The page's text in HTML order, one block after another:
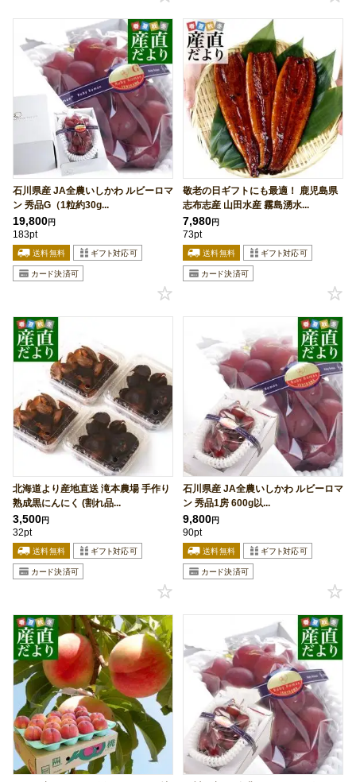
石川県産 JA全農いしかわ ルビーロマ
ン 秀品G（1粒約30g...
19,800円
183pt
敬老の日ギフトにも最適！ 鹿児島県
志布志産 山田水産 霧島湧水...
7,980円
73pt
北海道より産地直送 滝本農場 手作り
熟成黒にんにく (割れ品...
3,500円
32pt
石川県産 JA全農いしかわ ルビーロマ
ン 秀品1房 600g以...
9,800円
90pt